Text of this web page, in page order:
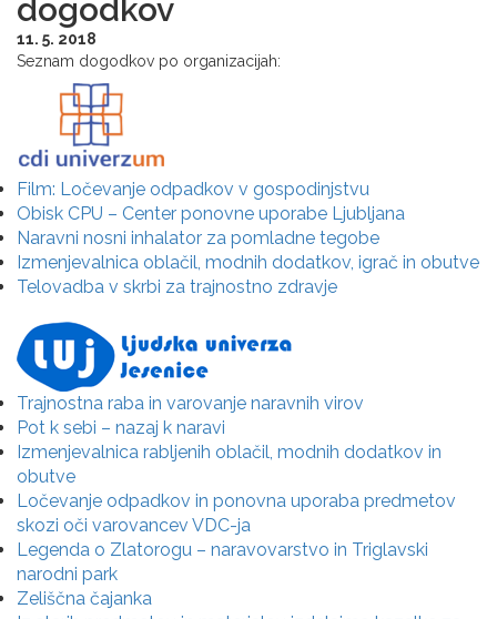
dogodkov
11. 5. 2018
Seznam dogodkov po organizacijah:
Film: Ločevanje odpadkov v gospodinjstvu
Obisk CPU – Center ponovne uporabe Ljubljana
Naravni nosni inhalator za pomladne tegobe
Izmenjevalnica oblačil, modnih dodatkov, igrač in obutve
Telovadba v skrbi za trajnostno zdravje
Trajnostna raba in varovanje naravnih virov
Pot k sebi – nazaj k naravi
Izmenjevalnica rabljenih oblačil, modnih dodatkov in
obutve
Ločevanje odpadkov in ponovna uporaba predmetov
skozi oči varovancev VDC-ja
Legenda o Zlatorogu – naravovarstvo in Triglavski
narodni park
Zeliščna čajanka